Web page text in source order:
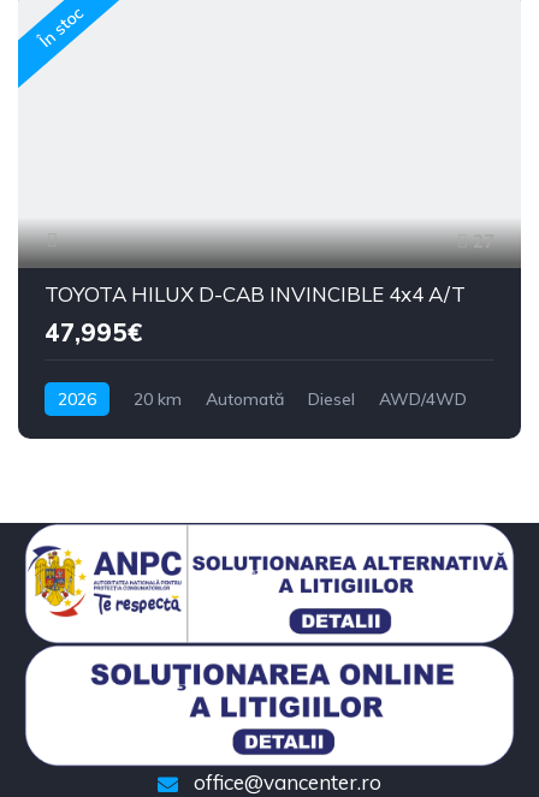
În stoc
27
TOYOTA HILUX D-CAB INVINCIBLE 4x4 A/T
47,995€
2026 20 km Automată Diesel AWD/4WD
office@vancenter.ro